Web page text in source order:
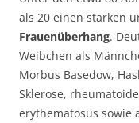
als 20 einen starken
Frauenüberhang.
Weibchen als
Morbus Basedow,
Sklerose,
erythematosus sowie